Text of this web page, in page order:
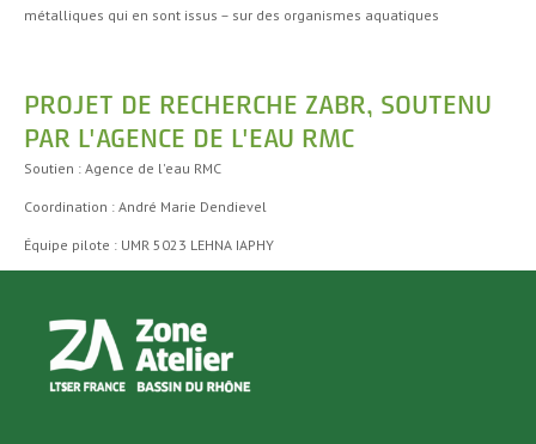
métalliques qui en sont issus – sur des organismes aquatiques
PROJET DE RECHERCHE ZABR, SOUTENU
PAR L'AGENCE DE L'EAU RMC
Soutien : Agence de l'eau RMC
Coordination : André Marie Dendievel
Équipe pilote : UMR 5023 LEHNA IAPHY